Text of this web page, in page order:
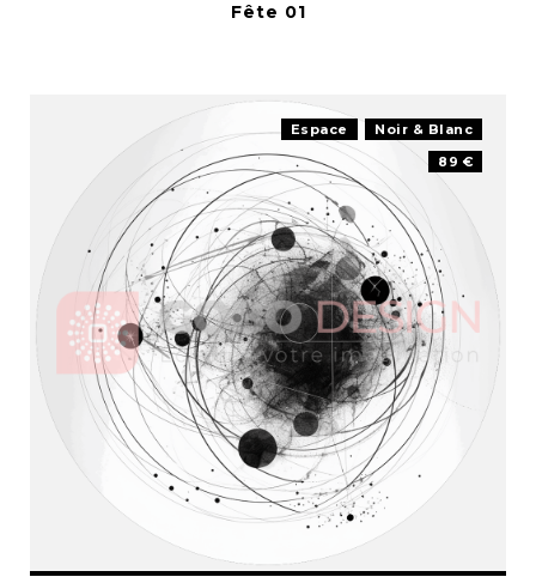
Fête 01
Espace
Noir & Blanc
89 €